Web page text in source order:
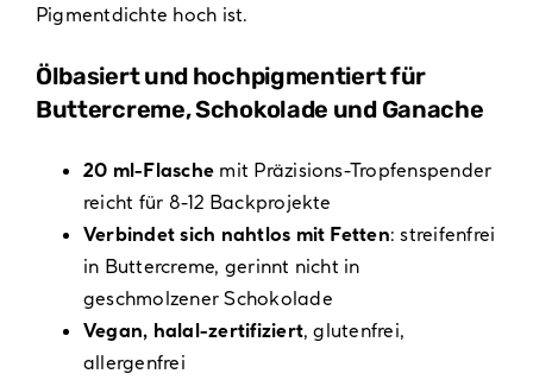
Pigmentdichte hoch ist.
Ölbasiert und hochpigmentiert für
Buttercreme, Schokolade und Ganache
20 ml-Flasche mit Präzisions-Tropfenspender
reicht für 8-12 Backprojekte
Verbindet sich nahtlos mit Fetten: streifenfrei
in Buttercreme, gerinnt nicht in
geschmolzener Schokolade
Vegan, halal-zertifiziert, glutenfrei,
allergenfrei